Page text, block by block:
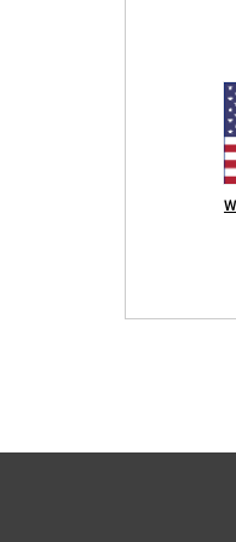
all’uso di determinati
consulta la nostra